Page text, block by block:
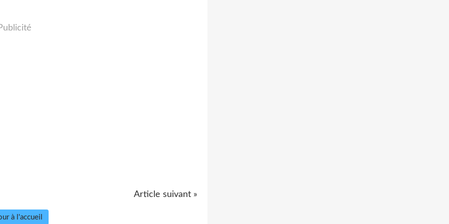
Article suivant »
à l'accueil